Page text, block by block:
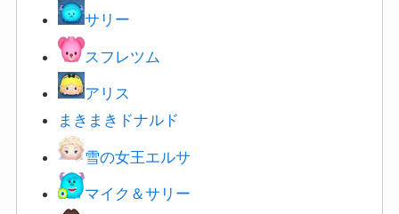
スフレツム
アリス
まきまきドナルド
雪の女王エルサ
マイク＆サリー
ヴァネッサ